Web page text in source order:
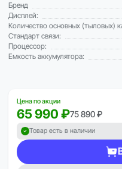
Бренд
Дисплей:
Количество основных (тыловых)
Стандарт связи:
Процессор:
Емкость аккумулятора:
Цена по акции
65 990 ₽75 890 ₽
Товар есть в наличии